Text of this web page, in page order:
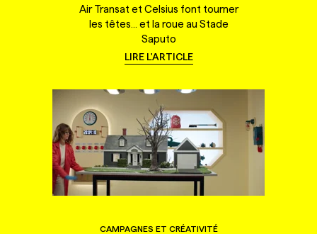
Air Transat et Celsius font tourner
les têtes... et la roue au Stade
Saputo
LIRE L'ARTICLE
CAMPAGNES ET CRÉATIVITÉ